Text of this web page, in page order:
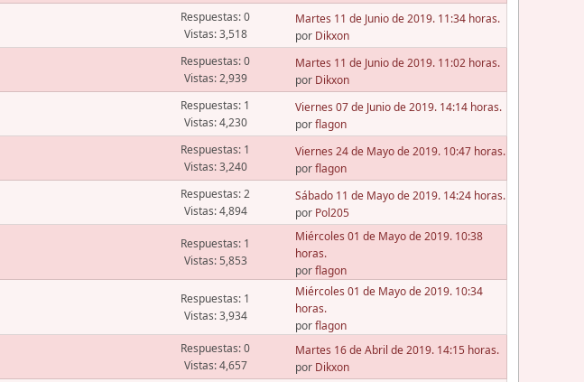
Respuestas: 0
Vistas: 3,518
Martes 11 de Junio de 2019. 11:34 horas.
por Dikxon
Respuestas: 0
Vistas: 2,939
Martes 11 de Junio de 2019. 11:02 horas.
por Dikxon
Respuestas: 1
Vistas: 4,230
Viernes 07 de Junio de 2019. 14:14 horas.
porflagon
Respuestas: 1
Vistas: 3,240
Viernes 24 de Mayo de 2019. 10:47 horas.
porflagon
Respuestas: 2
Vistas: 4,894
Sábado 11 de Mayo de 2019. 14:24 horas.
por Pol205
Respuestas: 1
Vistas: 5,853
Miércoles 01 de Mayo de 2019. 10:38
horas.
porflagon
Respuestas: 1
Vistas: 3,934
Miércoles 01 de Mayo de 2019. 10:34
horas.
porflagon
Respuestas: 0
Vistas: 4,657
Martes 16 de Abril de 2019. 14:15 horas.
por Dikxon